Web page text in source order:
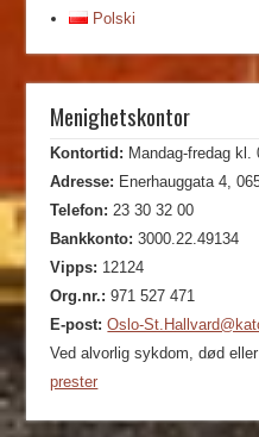
Polski
Menighetskontor
Kontortid: Mandag-fredag kl.
Adresse: Enerhauggata 4,
Telefon: 23 30 32 00
Bankkonto: 3000.22.49134
Vipps: 12124
Org.nr.: 971 527 471
E-post: Oslo-
Ved alvorlig sykdom, død
prester